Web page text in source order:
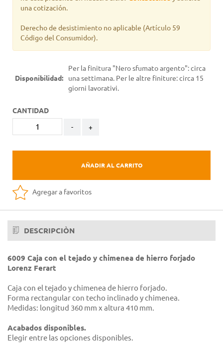
una cotización.
Derecho de desistimiento no aplicable (Artículo 59
Código del Consumidor).
Disponibilidad:
Per la finitura "Nero sfumato argento": circa
una settimana. Per le altre finiture: circa 15
giorni lavorativi.
CANTIDAD
- +
AÑADIR AL CARRITO
Agregar a favoritos
DESCRIPCIÒN
6009 Caja con el tejado y chimenea de hierro forjado
Lorenz Ferart
Caja con el tejado y chimenea de hierro forjado.
Forma rectangular con techo inclinado y chimenea.
Medidas: longitud 360 mm x altura 410 mm.
Acabados disponibles.
Elegir entre las opciones disponibles.